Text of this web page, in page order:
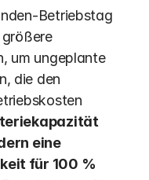
Betriebstag
um ungeplante
die den
eine
für 100 %